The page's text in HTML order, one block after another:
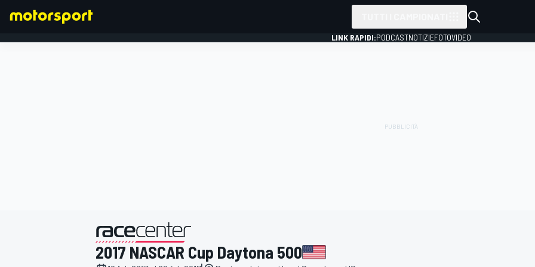
LINK RAPIDI:PODCASTNOTIZIEFOTOVIDEO
2017 NASCAR Cup Daytona 500